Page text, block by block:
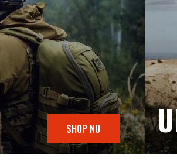
SHOP NU